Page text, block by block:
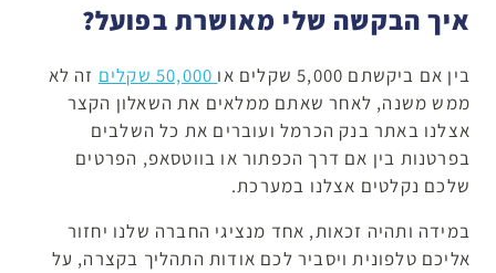
איך הבקשה שלי מאושרת בפועל?
בין אם ביקשתם 5,000 שקלים או
זה לא
ממש משנה, לאחר שאתם ממלאים את השאלון הקצר
אצלנו באתר בנק הכרמל ועוברים את כל השלבים
בפרטנות בין אם דרך הכפתור או בווטסאפ, הפרטים
שלכם נקלטים אצלנו במערכת.
במידה ותהיה זכאות, אחד מנציגי החברה שלנו יחזור
אליכם טלפונית ויסביר לכם אודות התהליך בקצרה, על